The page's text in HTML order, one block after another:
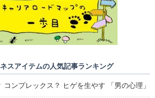
スアイテムの人気記事ランキング
コンプレックス？ ヒゲを生やす 「男の心理」